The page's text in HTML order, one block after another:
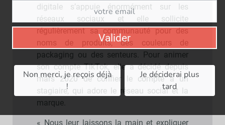
digitale s’appuie énormément sur les
réseaux sociaux et elle sollicite
régulièrement sa communauté pour des
noms de produits, des couleurs de
packaging ou des senteurs. Pour animer
son compte TikTok, elle a décidé depuis
mars 2020 de confier le compte à un
stagiaire, qui adore le réseau social et la
marque.
« Nous leur laissons la main et expliquer
Valider
Non merci, je reçois déjà
!
Je déciderai plus
tard